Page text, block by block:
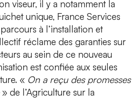
viseur, il y a notamment la
unique, France Services
à l’installation et
réclame des garanties sur
au sein de ce nouveau
est confiée aux seules
« On a reçu des promesses
» de l’Agriculture sur la